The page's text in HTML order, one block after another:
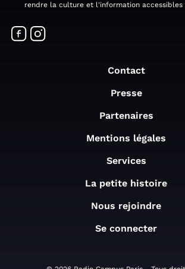
rendre la culture et l'information accessibles
Contact
Presse
Partenaires
Mentions légales
Services
La petite histoire
Nous rejoindre
Se connecter